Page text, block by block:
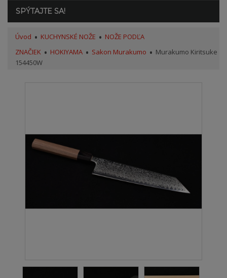
SPÝTAJTE SA!
Úvod KUCHYNSKÉ NOŽE
NOŽE PODĽA
ZNAČIEK
HOKIYAMA Sakon Murakumo
Murakumo Kiritsuke
154450W